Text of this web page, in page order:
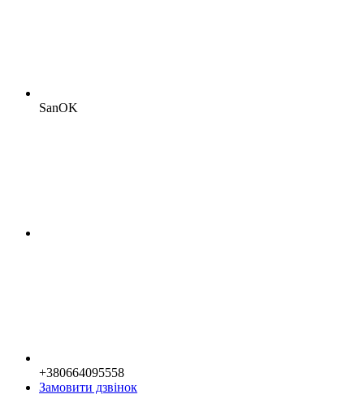
SanOK
+380664095558
Замовити дзвінок